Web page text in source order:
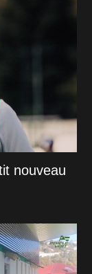
nouveau